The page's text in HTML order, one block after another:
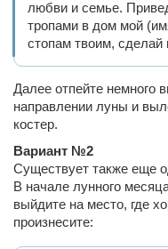
любви и семье.
тропами в дом мой
стопам твоим, сделай
Далее отпейте немного
направлении луны и
костер.
Вариант №2
Существует также еще
В начале лунного
выйдите на место, где
произнесите: